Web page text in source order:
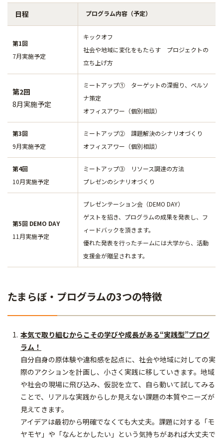
日程 プログラム内容（予定）
第1回
7月実施予定
キックオフ
社会や地域に変化をもたらす プロジェクトの
立ち上げ方
第2回
8月実施予定
ミートアップ① ターゲットの深掘り、ペルソ
ナ策定
オフィスアワー（個別相談）
第3回
9月実施予定
ミートアップ② 課題解決のシナリオづくり
オフィスアワー（個別相談）
第4回
10月実施予定
ミートアップ③ リソース調達の方法
プレゼンのシナリオづくり
第5回 DEMO DAY
11月実施予定
プレゼンテーション会（DEMO DAY）
ゲストを招き、プログラムの成果を発表し、フ
ィードバックを頂きます。
優れた発表を行ったチームには大学から、活動
支援金が贈呈されます。
たまらぼ・プログラムの3つの特徴
本気で取り組むからこその学びや成長がある“実践型”プログ
ラム！
自分自身の原体験や違和感を起点に、社会や地域に対しての実
際のアクションを計画し、小さく実践に移していきます。地域
や社会の現場に飛び込み、仮説を立て、自ら動いて試してみる
ことで、リアルな実践からしか見えない課題の本質やニーズが
見えてきます。
アイデアは最初から明確でなくても大丈夫。課題に対する「モ
ヤモヤ」や「なんとかしたい」という気持ちがあれば大丈夫で